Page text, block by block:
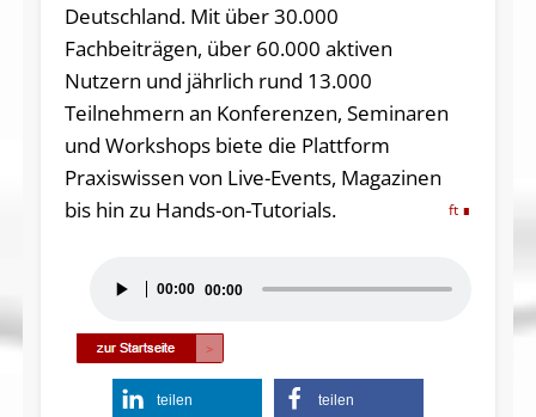
Deutschland. Mit über 30.000
Fachbeiträgen, über 60.000 aktiven
Nutzern und jährlich rund 13.000
Teilnehmern an Konferenzen, Seminaren
und Workshops biete die Plattform
Praxiswissen von Live-Events, Magazinen
bis hin zu Hands-on-Tutorials.
ft
Player
00:00 00:00
teilen teilen